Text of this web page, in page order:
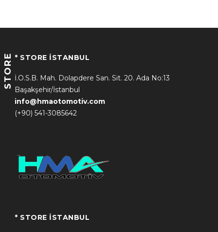
STORE * STORE İSTANBUL
İ.O.S.B. Mah. Dolapdere San. Sit. 20. Ada No:13
Başakşehir/İstanbul
info@hmaotomotiv.com
(+90) 541-3085642
* STORE İSTANBUL